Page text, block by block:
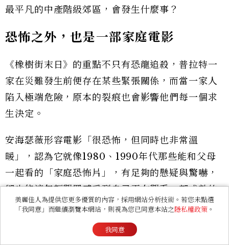
最平凡的中產階級郊區，會發生什麼事？
恐怖之外，也是一部家庭電影
《橡樹街末日》的重點不只有恐龍追殺，普拉特一
家在災難發生前便存在某些緊張關係，而當一家人
陷入極端危險，原本的裂痕也會影響他們每一個求
生決定。
安海瑟薇形容電影「很恐怖，但同時也非常溫
暖」，認為它就像1980、1990年代那些能和父母
一起看的「家庭恐怖片」，有足夠的懸疑與驚嚇，
卻也能讓年輕觀眾感受到自己正在觀看一部成熟的
電影。J.J.亞伯拉罕則將本片形容為一部「有怪物的
人性電影」，強調恐龍與視覺奇觀只是外層，真正
的核心仍是一家人如何在危機中修復關係、重新團
美麗佳人為提供您更多優質的內容，採用網站分析技術。若您未點選
「我同意」而繼續瀏覽本網站，則視為您已同意本站之隱私權政策 。
我同意